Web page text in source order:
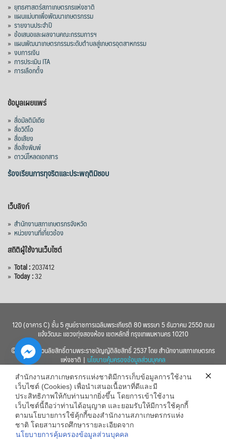
» ยุทธศาสตร์สภาเกษตรกรแห่งชาติ
» แผนแม่บทเพื่อพัฒนาเกษตรกรรม
» รายงานประจำปี
» ข้อเสนอและผลงานคณะกรรมการฯ
» แผนพัฒนาเกษตรกรรมระดับตำบลสู่เกษตรอุตสาหกรรม
» งบการเงิน
» การประเมิน ITA
» การเลือกตั้ง
ข้อมูลเผยแพร่
» สื่อมัลติมีเดีย
» สื่อวิดีโอ
» สื่อเสียง
» สื่อสิ่งพิมพ์
» ดาวน์โหลดเอกสาร
ร้องเรียนการทุจริตและประพฤติมิชอบ
เว็บลิงก์
» สำนักงานสภาเกษตรกรจังหวัด
» หน่วยงานที่เกี่ยวข้อง
สถิติผู้ใช้งานเว็บไซต์
» Total :2037412
» Today :32
120 (อาคาร C) ชั้น 5 ศูนย์ราชการเฉลิมพระเกียรติ 80 พรรษา 5 ธันวาคม 2550 ถนน
แจ้งวัฒนะ แขวงทุ่งสองห้อง เขตหลักสี่ กรุงเทพมหานคร 10210
© 2560 สงวนลิขสิทธิ์ตามพระราชบัญญัติลิขสิทธิ์ 2537 โดย สำนักงานสภาเกษตรกร
แห่งชาติ | นโยบายคุ้มครองข้อมูลส่วนบุคคล
สำนักงานสภาเกษตรกรแห่งชาติมีการเก็บข้อมูลการใช้งาน
เว็บไซต์ (Cookies) เพื่อนำเสนอเนื้อหาที่ดีและมี
ประสิทธิภาพให้กับท่านมากยิ่งขึ้น โดยการเข้าใช้งาน
เว็บไซต์นี้ถือว่าท่านได้อนุญาต และยอมรับให้มีการใช้คุกกี้
ตามนโยบายการใช้คุ้กกี้ของสำนักงานสภาเกษตรกรแห่ง
ชาติ โดยสามารถศึกษารายละเอียดจาก
นโยบายการคุ้มครองข้อมูลส่วนบุคคล
Hide
chaty